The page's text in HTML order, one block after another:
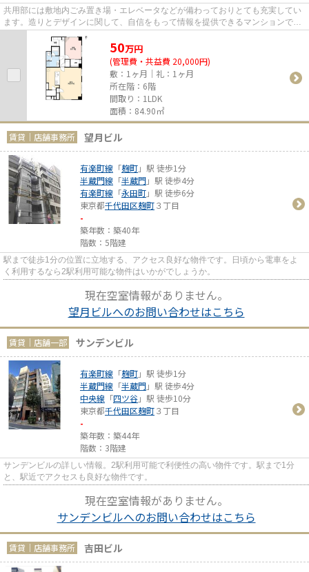
共用部には敷地内ごみ置き場・エレベータなどが備わっておりとても充実してい
ます。造りとデザインに関して、自信をもって情報を提供できるマンションで
す。駅まで歩いてアクセスでき...
50万円
(管理費・共益費 20,000円)
敷：1ヶ月｜礼：1ヶ月
所在階：6階
間取り：1LDK
面積：84.90㎡
賃貸｜店舗事務所 望月ビル
有楽町線 「麹町」駅 徒歩1分
半蔵門線 「半蔵門」駅 徒歩4分
有楽町線 「永田町」駅 徒歩6分
東京都千代田区麹町３丁目
-
築年数：築40年
階数：5階建
駅まで徒歩1分の位置に立地する、アクセス良好な物件です。日頃から電車をよ
く利用するなら2駅利用可能な物件はいかがでしょうか。
現在空室情報がありません。
望月ビルへのお問い合わせはこちら
賃貸｜店舗一部 サンデンビル
有楽町線 「麹町」駅 徒歩1分
半蔵門線 「半蔵門」駅 徒歩4分
中央線 「四ツ谷」駅 徒歩10分
東京都千代田区麹町３丁目
-
築年数：築44年
階数：3階建
サンデンビルの詳しい情報。2駅利用可能で利便性の高い物件です。駅まで1分
と、駅近でアクセスも良好な物件です。
現在空室情報がありません。
サンデンビルへのお問い合わせはこちら
賃貸｜店舗事務所 吉田ビル